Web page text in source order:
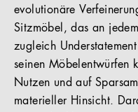
evolutionäre
Sitzmöbel, das an
zugleich
seinen Möbelentwürfen
Nutzen und auf
materieller Hinsicht.